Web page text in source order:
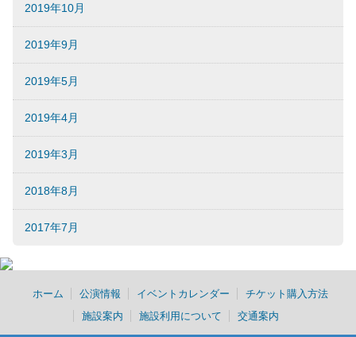
2019年10月
2019年9月
2019年5月
2019年4月
2019年3月
2018年8月
2017年7月
ホーム 公演情報 イベントカレンダー
チケット購入方法
施設案内
施設利用について 交通案内